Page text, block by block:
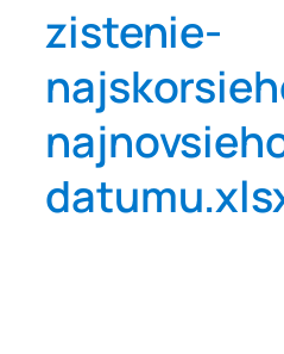
zistenie-